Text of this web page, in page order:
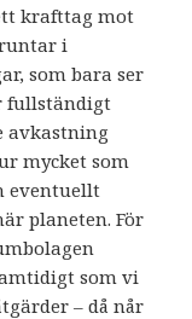
krafttag mot
i
som bara ser
fullständigt
avkastning
mycket som
eventuellt
planeten. För
som vi
– då når